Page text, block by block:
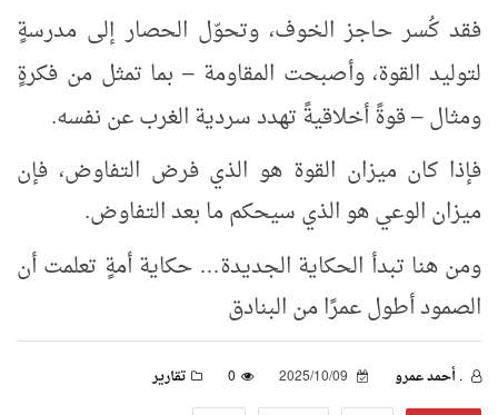
فقد كُسر حاجز الخوف، وتحوّل الحصار إلى مدرسةٍ
لتوليد القوة، وأصبحت المقاومة – بما تمثل من فكرةٍ
ومثال – قوةً أخلاقيةً تهدد سردية الغرب عن نفسه.
فإذا كان ميزان القوة هو الذي فرض التفاوض، فإن
ميزان الوعي هو الذي سيحكم ما بعد التفاوض.
ومن هنا تبدأ الحكاية الجديدة… حكاية أمةٍ تعلمت أن
الصمود أطول عمرًا من البنادق
. أحمد عمرو 0
تقارير